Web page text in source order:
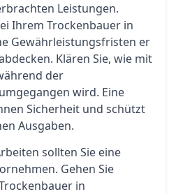
Leistungen.
Ihrem Trockenbauer in
Gewährleistungsfristen er
Klären Sie, wie mit
der
wird. Eine
Sicherheit und schützt
Ausgaben.
sollten Sie eine
Gehen Sie
in